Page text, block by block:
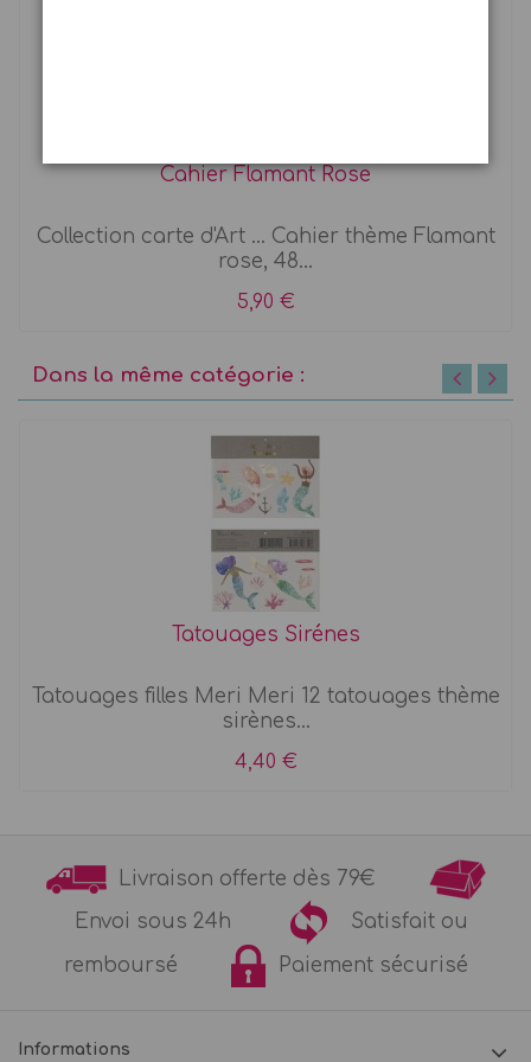
Cahier Flamant Rose
Collection carte d'Art ... Cahier thème Flamant
rose, 48...
5,90 €
Dans la même catégorie :
Tatouages Sirénes
Tatouages filles Meri Meri 12 tatouages thème
sirènes...
4,40 €
Livraison offerte dès 79€
Envoi sous 24h
Satisfait ou
remboursé
Paiement sécurisé
Informations